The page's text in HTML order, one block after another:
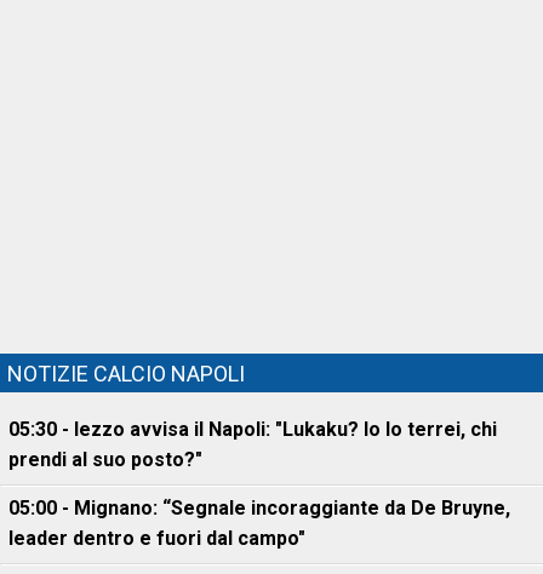
NOTIZIE CALCIO NAPOLI
05:30 - Iezzo avvisa il Napoli: "Lukaku? Io lo terrei, chi
prendi al suo posto?"
05:00 - Mignano: “Segnale incoraggiante da De Bruyne,
leader dentro e fuori dal campo"